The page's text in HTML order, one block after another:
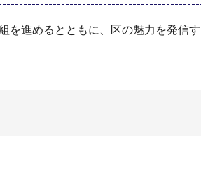
を進めるとともに、区の魅力を発信